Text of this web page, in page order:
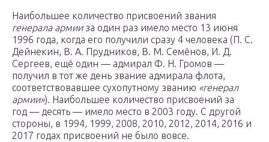
Наибольшее количество присвоений звания
генерала армииза один раз имело место 13 июня
1996 года, когда его получили сразу 4 человека (П. С.
Дейнекин, В. А. Прудников, В. М. Семёнов, И. Д.
Сергеев, ещё один — адмирал Ф. Н. Громов —
получил в тот же день звание адмирала флота,
соответствовавшее сухопутному званию «генерал
армии»). Наибольшее количество присвоений за
год — десять — имело место в 2003 году. С другой
стороны, в 1994, 1999, 2008, 2010, 2012, 2014, 2016 и
2017 годах присвоений не было вовсе.